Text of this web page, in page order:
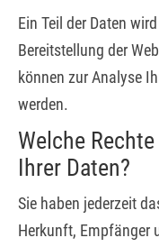
Ein Teil der Daten
Bereitstellung der
können zur Analyse
werden.
Welche
Ihrer Daten?
Sie haben jederzeit
Herkunft, Empfänger